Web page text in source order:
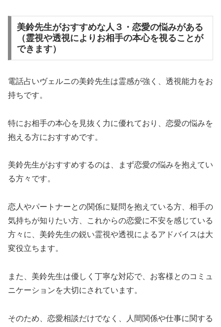
美鈴先生がおすすめな人３・恋愛の悩みがある
（霊視や透視によりお相手の本心を視ることが
できます）
電話占いヴェルニの美鈴先生は霊感が強く、透視能力をお
持ちです。
特にお相手の本心を見抜く力に優れており、恋愛の悩みを
抱える方におすすめです。
美鈴先生がおすすめするのは、まず恋愛の悩みを抱えてい
る方々です。
恋人やパートナーとの関係に疑問を抱えている方、相手の
気持ちが知りたい方、これからの恋愛に不安を感じている
方々に、美鈴先生の鋭い霊視や透視によるアドバイスは大
変役立ちます。
また、美鈴先生は優しく丁寧な対応で、お客様とのコミュ
ニケーションを大切にされています。
そのため、恋愛相談だけでなく、人間関係や仕事に関する